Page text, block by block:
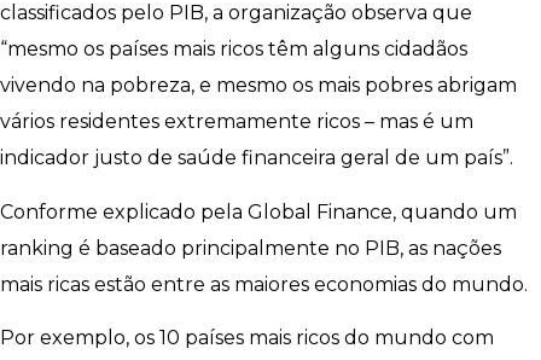
classificados pelo PIB, a organização observa que
“mesmo os países mais ricos têm alguns cidadãos
vivendo na pobreza, e mesmo os mais pobres abrigam
vários residentes extremamente ricos – mas é um
indicador justo de saúde financeira geral de um país”.
Conforme explicado pela Global Finance, quando um
ranking é baseado principalmente no PIB, as nações
mais ricas estão entre as maiores economias do mundo.
Por exemplo, os 10 países mais ricos do mundo com